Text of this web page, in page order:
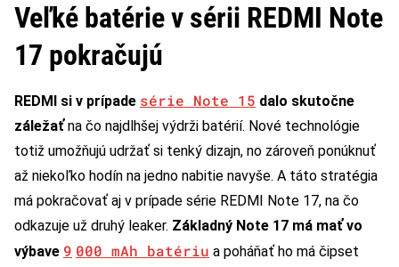
Veľké batérie v sérii REDMI Note
17 pokračujú
REDMI si v prípade série Note 15 dalo skutočne
záležaťna čo najdlhšej výdrži batérií. Nové technológie
totiž umožňujú udržať si tenký dizajn, no zároveň ponúknuť
až niekoľko hodín na jedno nabitie navyše. A táto stratégia
má pokračovať aj v prípade série REDMI Note 17, na čo
odkazuje už druhý leaker. Základný Note 17 má mať vo
výbave 9 000 mAh batériu a poháňať ho má čipset